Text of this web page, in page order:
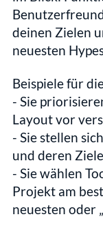
deinen Zielen
neuesten
Beispiele für
- Sie
Layout vor
- Sie stellen
und deren
- Sie wählen
Projekt am
neuesten oder